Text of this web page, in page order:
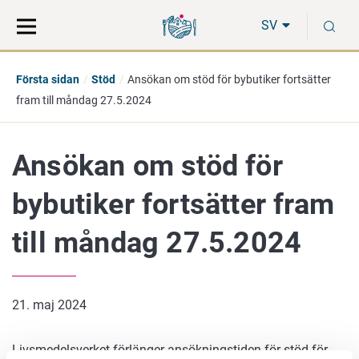
direkt
till
på
hela
SV
Första sidan Stöd
Ansökan om stöd för bybutiker fortsätter
fram till måndag 27.5.2024
Ansökan om stöd för
bybutiker fortsätter fram
till måndag 27.5.2024
21. maj 2024
Livsmedelsverket förlänger ansökningstiden för stöd för